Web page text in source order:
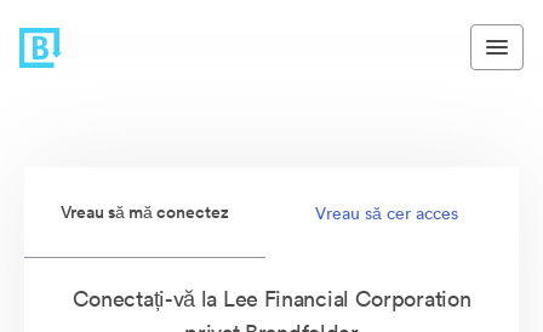
Vreau să mă conectez Vreau să cer acces
Conectați-vă la Lee Financial Corporation